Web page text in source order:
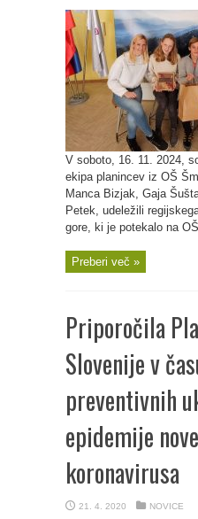
V soboto, 16. 11. 2024,
ekipa planincev iz OŠ
Manca Bizjak, Gaja
Petek, udeležili
gore, ki je potekalo na
Preberi več »
Priporočila
Slovenije v
preventivnih
epidemije
koronavirusa
21. 4. 2020 NOVICE